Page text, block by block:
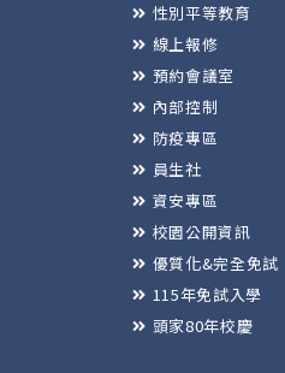
性別平等教育
線上報修
預約會議室
內部控制
防疫專區
員生社
資安專區
校園公開資訊
優質化&完全免試
115年免試入學
頭家80年校慶